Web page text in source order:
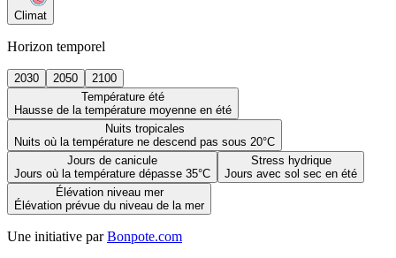
Climat
Horizon temporel
2030 2050
2100
Température été
Hausse de la température moyenne en été
Nuits tropicales
Nuits où la température ne descend pas sous 20°C
Jours de canicule
Jours où la température dépasse 35°C
Stress hydrique
Jours avec sol sec en été
Élévation niveau mer
Élévation prévue du niveau de la mer
Une initiative par Bonpote.com